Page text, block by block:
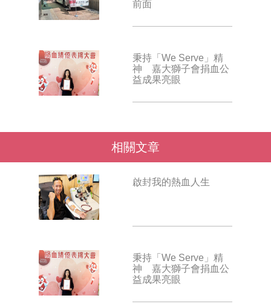
前面
秉持「We Serve」精
神 嘉大獅子會捐血公
益成果亮眼
相關文章
啟封我的熱血人生
秉持「We Serve」精
神 嘉大獅子會捐血公
益成果亮眼